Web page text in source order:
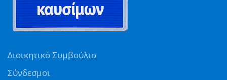
Διοικητικό Συμβούλιο
Σύνδεσμοι